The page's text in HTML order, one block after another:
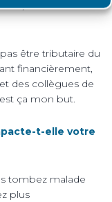
mais cela reste
être tributaire du
financièrement,
des collègues de
ça mon but.
t-elle votre
tombez malade
plus